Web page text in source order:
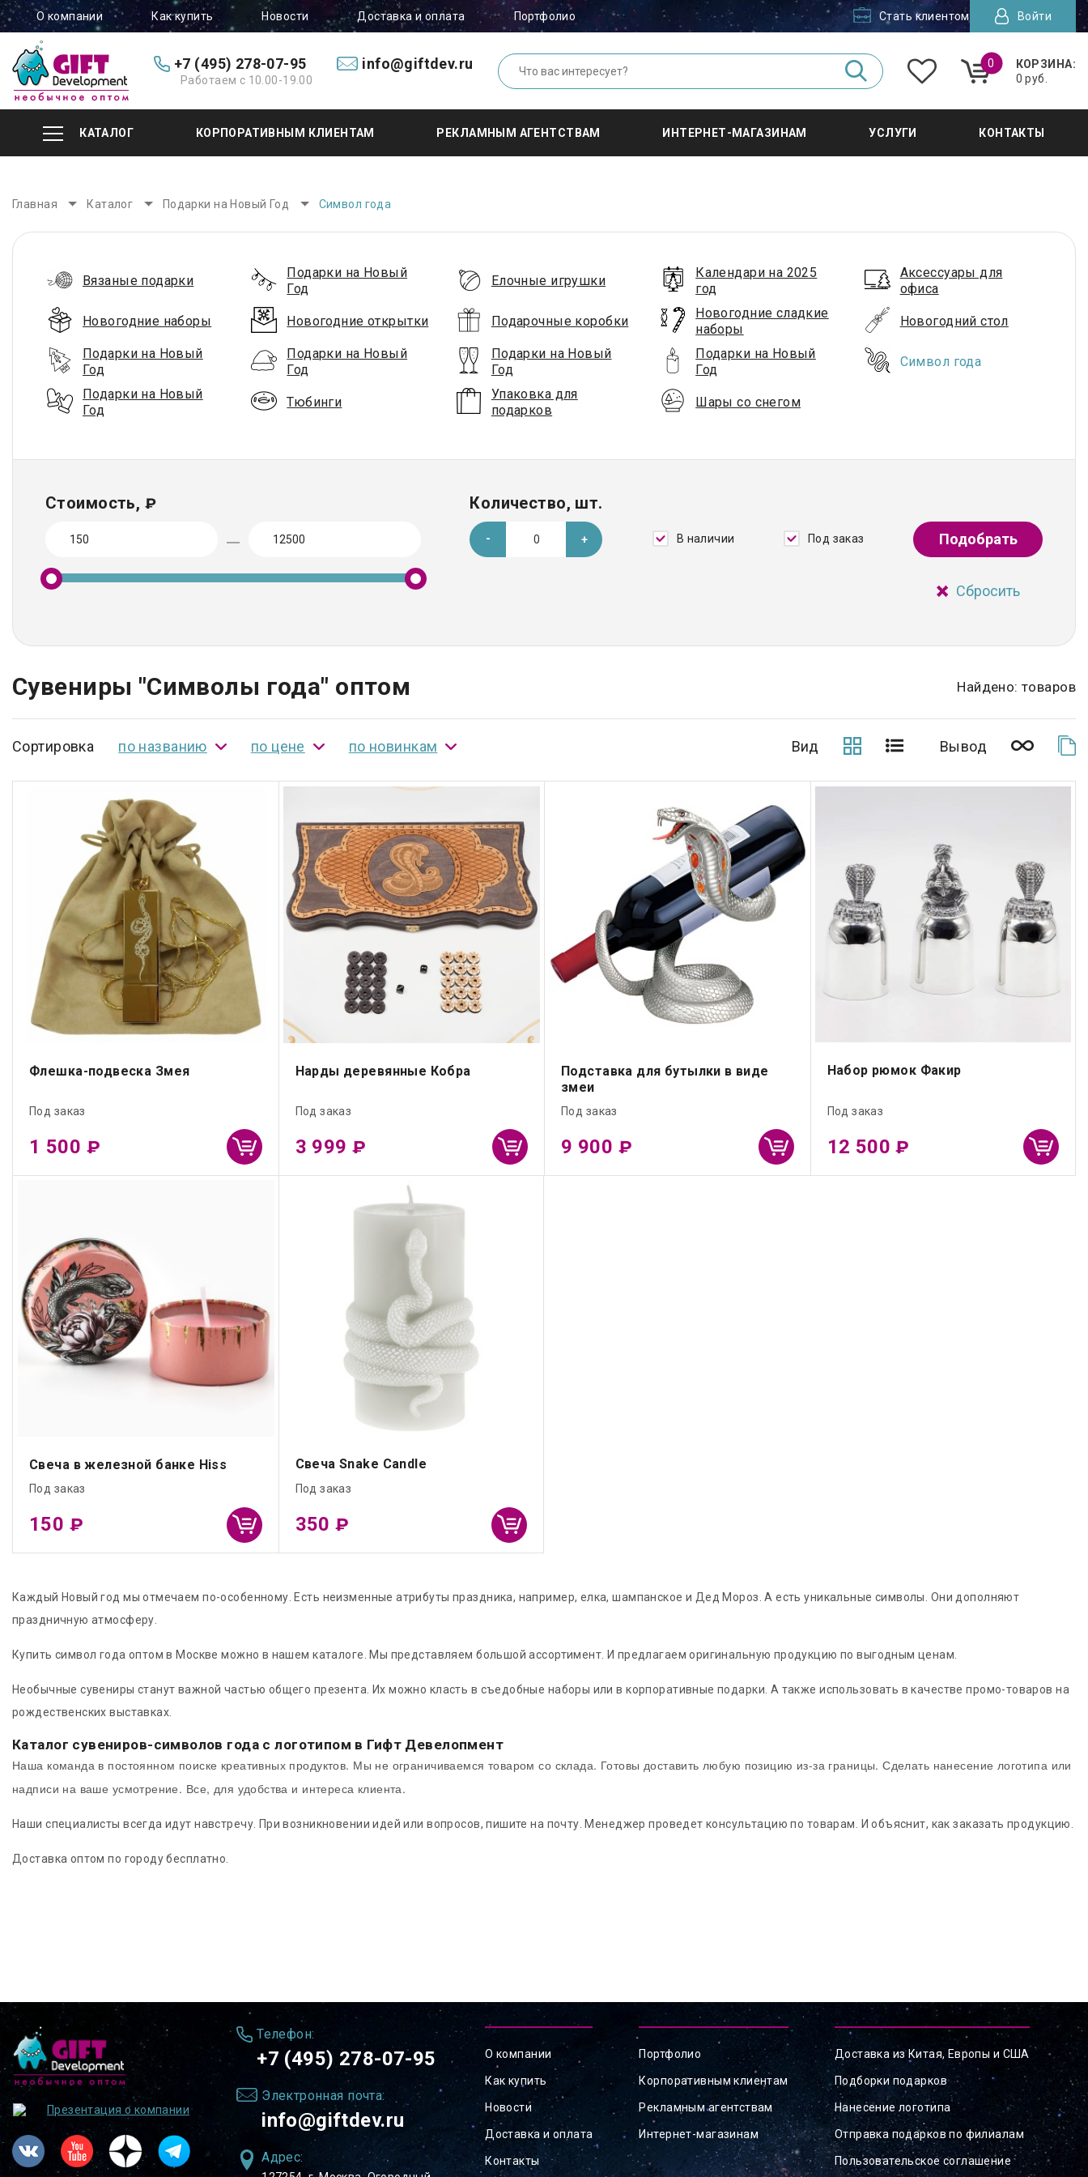
О компании Как купить Новости Доставка и оплата Портфолио Стать клиентом Войти
+7 (495) 278-07-95
Работаем с 10.00-19.00
info@giftdev.ru 0
КОРЗИНА:
0 руб.
КАТАЛОГ КОРПОРАТИВНЫМ КЛИЕНТАМ РЕКЛАМНЫМ АГЕНТСТВАМ ИНТЕРНЕТ-МАГАЗИНАМ УСЛУГИ КОНТАКТЫ
Главная Каталог Подарки на Новый Год Символ года
Вязаные подарки
Подарки на Новый
Год
Елочные игрушки
Календари на 2025
год
Аксессуары для
офиса
Новогодние наборы Новогодние открытки Подарочные коробки
Новогодние сладкие
наборы
Новогодний стол
Подарки на Новый
Год
Подарки на Новый
Год
Подарки на Новый
Год
Подарки на Новый
Год
Символ года
Подарки на Новый
Год
Тюбинги
Упаковка для
подарков
Шары со снегом
Стоимость, ₽ Количество, шт.
В наличии Под заказ Подобрать
Сбросить
Сувениры "Символы года" оптом Найдено: товаров
Сортировка по названию по цене по новинкам Вид Вывод
Флешка-подвеска Змея
Под заказ
1 500 ₽
Нарды деревянные Кобра
Под заказ
3 999₽
Подставка для бутылки в виде
змеи
Под заказ
9 900 ₽
Набор рюмок Факир
Под заказ
12 500₽
Свеча в железной банке Hiss
Под заказ
150 ₽
Свеча Snake Candle
Под заказ
350₽
Каждый Новый год мы отмечаем по-особенному. Есть неизменные атрибуты праздника, например, елка, шампанское и Дед Мороз. А есть уникальные символы. Они дополняют
праздничную атмосферу.
Купить символ года оптом в Москве можно в нашем каталоге. Мы представляем большой ассортимент. И предлагаем оригинальную продукцию по выгодным ценам.
Необычные сувениры станут важной частью общего презента. Их можно класть в съедобные наборы или в корпоративные подарки. А также использовать в качестве промо-товаров на
рождественских выставках.
Каталог сувениров-символов года с логотипом в Гифт Девелопмент
Наша команда в постоянном поиске креативных продуктов. Мы не ограничиваемся товаром со склада. Готовы доставить любую позицию из-за границы. Сделать нанесение логотипа или
надписи на ваше усмотрение. Все, для удобства и интереса клиента.
Наши специалисты всегда идут навстречу. При возникновении идей или вопросов, пишите на почту. Менеджер проведет консультацию по товарам. И объяснит, как заказать продукцию.
Доставка оптом по городу бесплатно.
Презентация о компании
Телефон:
+7 (495) 278-07-95
Электронная почта:
info@giftdev.ru
Адрес:
О компании
Как купить
Новости
Доставка и оплата
Контакты
Портфолио
Корпоративным клиентам
Рекламным агентствам
Интернет-магазинам
Доставка из Китая, Европы и США
Подборки подарков
Нанесение логотипа
Отправка подарков по филиалам
Пользовательское соглашение